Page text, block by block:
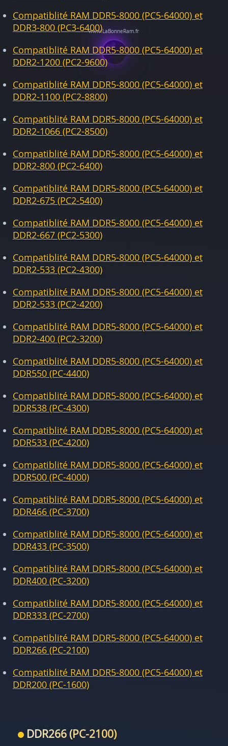
Compatiblité RAM DDR5-8000 (PC5-64000) et
DDR3-800 (PC3-6400)
Compatiblité RAM DDR5-8000 (PC5-64000) et
DDR2-1200 (PC2-9600)
Compatiblité RAM DDR5-8000 (PC5-64000) et
DDR2-1100 (PC2-8800)
Compatiblité RAM DDR5-8000 (PC5-64000) et
DDR2-1066 (PC2-8500)
Compatiblité RAM DDR5-8000 (PC5-64000) et
DDR2-800 (PC2-6400)
Compatiblité RAM DDR5-8000 (PC5-64000) et
DDR2-675 (PC2-5400)
Compatiblité RAM DDR5-8000 (PC5-64000) et
DDR2-667 (PC2-5300)
Compatiblité RAM DDR5-8000 (PC5-64000) et
DDR2-533 (PC2-4300)
Compatiblité RAM DDR5-8000 (PC5-64000) et
DDR2-533 (PC2-4200)
Compatiblité RAM DDR5-8000 (PC5-64000) et
DDR2-400 (PC2-3200)
Compatiblité RAM DDR5-8000 (PC5-64000) et
DDR550 (PC-4400)
Compatiblité RAM DDR5-8000 (PC5-64000) et
DDR538 (PC-4300)
Compatiblité RAM DDR5-8000 (PC5-64000) et
DDR533 (PC-4200)
Compatiblité RAM DDR5-8000 (PC5-64000) et
DDR500 (PC-4000)
Compatiblité RAM DDR5-8000 (PC5-64000) et
DDR466 (PC-3700)
Compatiblité RAM DDR5-8000 (PC5-64000) et
DDR433 (PC-3500)
Compatiblité RAM DDR5-8000 (PC5-64000) et
DDR400 (PC-3200)
Compatiblité RAM DDR5-8000 (PC5-64000) et
DDR333 (PC-2700)
Compatiblité RAM DDR5-8000 (PC5-64000) et
DDR266 (PC-2100)
Compatiblité RAM DDR5-8000 (PC5-64000) et
DDR200 (PC-1600)
DDR266 (PC-2100)